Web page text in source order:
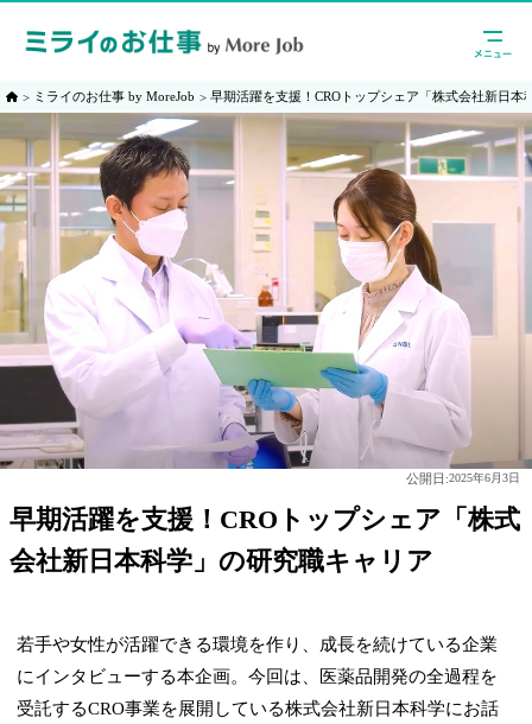
ミライのお仕事 by MoreJob 早期活躍を支援！CROトップシェア「株式会社新日本
公開日:2025年6月3日
早期活躍を支援！CROトップシェア「株式
会社新日本科学」の研究職キャリア
若手や女性が活躍できる環境を作り、成長を続けている企業
にインタビューする本企画。今回は、医薬品開発の全過程を
受託するCRO事業を展開している株式会社新日本科学にお話